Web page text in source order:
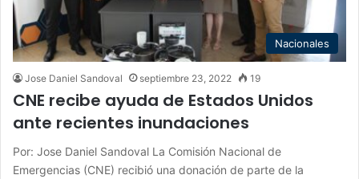
Nacionales
Jose Daniel Sandoval septiembre 23, 2022 19
CNE recibe ayuda de Estados Unidos
ante recientes inundaciones
Por: Jose Daniel Sandoval La Comisión Nacional de
Emergencias (CNE) recibió una donación de parte de la